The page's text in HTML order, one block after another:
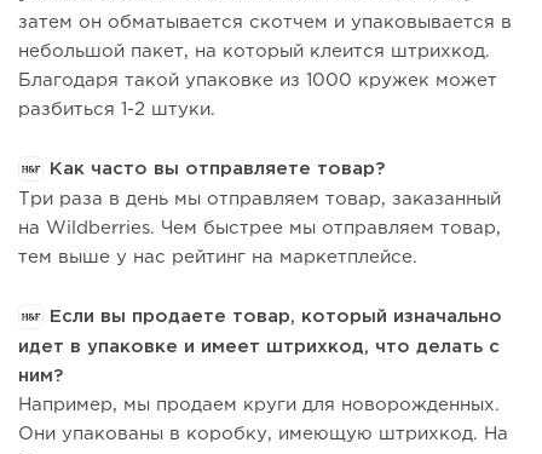
затем он обматывается скотчем и упаковывается в
небольшой пакет, на который клеится штрихкод.
Благодаря такой упаковке из 1000 кружек может
разбиться 1-2 штуки.
Как часто вы отправляете товар?
Три раза в день мы отправляем товар, заказанный
на Wildberries. Чем быстрее мы отправляем товар,
тем выше у нас рейтинг на маркетплейсе.
Если вы продаете товар, который изначально
идет в упаковке и имеет штрихкод, что делать с
ним?
Например, мы продаем круги для новорожденных.
Они упакованы в коробку, имеющую штрихкод. На